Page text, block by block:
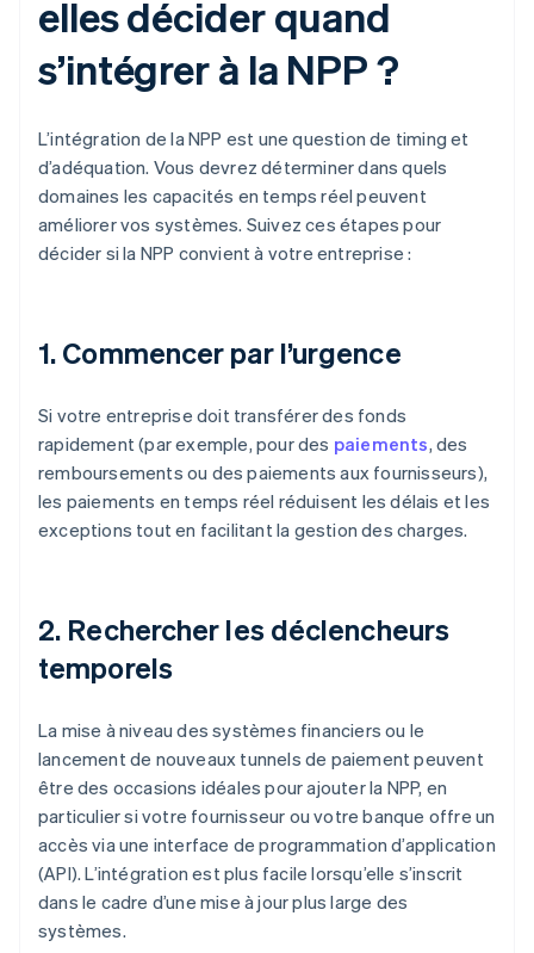
elles décider quand
s’intégrer à la NPP ?
L’intégration de la NPP est une question de timing et
d’adéquation. Vous devrez déterminer dans quels
domaines les capacités en temps réel peuvent
améliorer vos systèmes. Suivez ces étapes pour
décider si la NPP convient à votre entreprise :
1. Commencer par l’urgence
Si votre entreprise doit transférer des fonds
rapidement (par exemple, pour des paiements, des
remboursements ou des paiements aux fournisseurs),
les paiements en temps réel réduisent les délais et les
exceptions tout en facilitant la gestion des charges.
2. Rechercher les déclencheurs
temporels
La mise à niveau des systèmes financiers ou le
lancement de nouveaux tunnels de paiement peuvent
être des occasions idéales pour ajouter la NPP, en
particulier si votre fournisseur ou votre banque offre un
accès via une interface de programmation d’application
(API). L’intégration est plus facile lorsqu’elle s’inscrit
dans le cadre d’une mise à jour plus large des
systèmes.